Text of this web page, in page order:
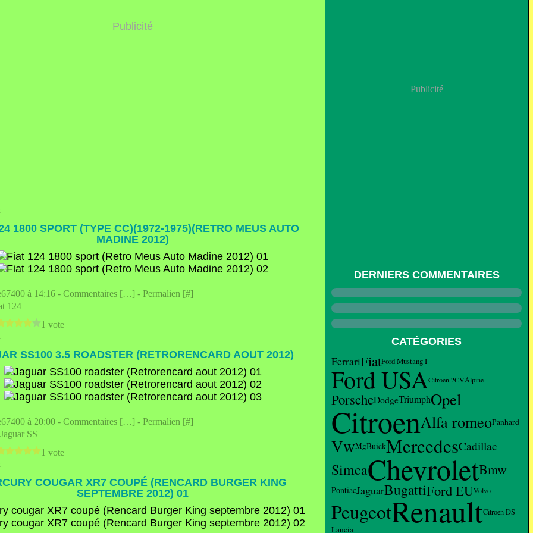
Publicité
1800 SPORT (TYPE CC)(1972-1975)(RETRO MEUS AUTO
MADINE 2012)
à 14:16 - Commentaires […] - Permalien [#]
124
1 vote
SS100 3.5 ROADSTER (RETRORENCARD AOUT 2012)
à 20:00 - Commentaires […] - Permalien [#]
Jaguar SS
1 vote
COUGAR XR7 COUPÉ (RENCARD BURGER KING
SEPTEMBRE 2012) 01
Publicité
DERNIERS COMMENTAIRES
CATÉGORIES
FerrariFiatFord Mustang I
Ford USACitroen 2CVAlpine
PorscheDodgeTriumphOpel
CitroenAlfa romeoPanhard
VwMgBuickMercedesCadillac
SimcaChevroletBmw
PontiacJaguarBugattiFord EUVolvo
PeugeotRenaultCitroen DS
Lancia